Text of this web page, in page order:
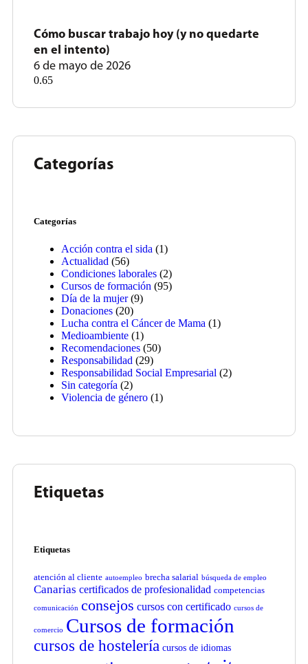
Cómo buscar trabajo hoy (y no quedarte
en el intento)
6 de mayo de 2026
Categorías
Categorías
Acción contra el sida (1)
Actualidad (56)
Condiciones laborales (2)
Cursos de formación (95)
Día de la mujer(9)
Donaciones (20)
Lucha contra el Cáncer de Mama (1)
Medioambiente (1)
Recomendaciones (50)
Responsabilidad (29)
Responsabilidad Social Empresarial (2)
Sin categoría (2)
Violencia de género (1)
Etiquetas
Etiquetas
atención al cliente autoempleo brecha salarial búsqueda de empleo
Canarias certificados de profesionalidad competencias
comunicación consejos cursos con certificado cursos de
comercio Cursos de formación
cursos de hostelería cursos de idiomas